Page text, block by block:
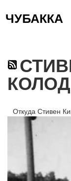
ЧУБАККА
Откуда Стивен